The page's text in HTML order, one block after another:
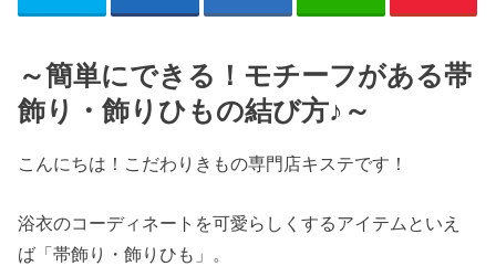
～簡単にできる！モチーフがある帯
飾り・飾りひもの結び方♪～
こんにちは！こだわりきもの専門店キステです！
浴衣のコーディネートを可愛らしくするアイテムといえ
ば「帯飾り・飾りひも」。